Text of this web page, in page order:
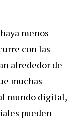
menos
con las
alrededor de
muchas
mundo digital,
pueden